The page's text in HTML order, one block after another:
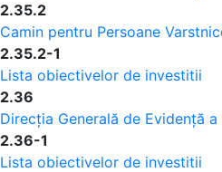
2.35.2
Camin pentru Persoane
2.35.2-1
Lista obiectivelor de investitii
2.36
Direcția Generală de Evidență a
2.36-1
Lista obiectivelor de investitii